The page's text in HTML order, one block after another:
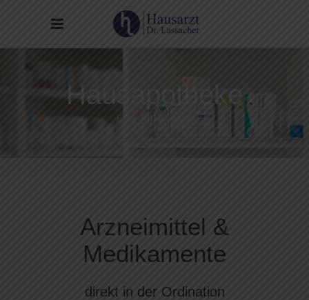
Hausapotheke
Home Hausapotheke
Arzneimittel &
Medikamente
direkt in der Ordination